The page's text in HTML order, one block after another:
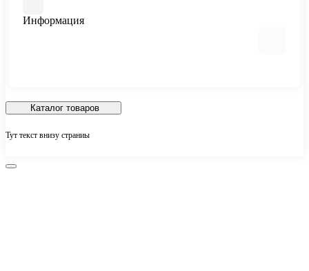
Меловые смываемые краски
Информация
Сертификаты
Каталог товаров
Тут текст внизу страниы